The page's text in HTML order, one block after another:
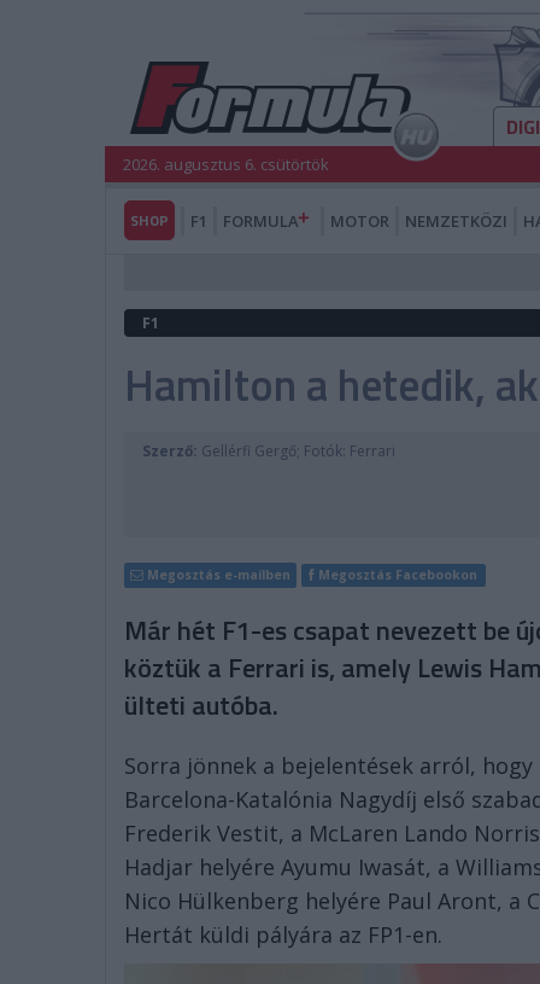
2026. augusztus 6. csütörtök
SHOP F1 FORMULA MOTOR NEMZETKÖZI
F1
Hamilton a hetedik,
Szerző: Gellérfi Gergő; Fotók: Ferrari
Megosztás e-mailben Megosztás Facebookon
Már hét F1-es csapat nevezett be
köztük a Ferrari is, amely Lewis
ülteti autóba.
Sorra jönnek a bejelentések arról,
Barcelona-Katalónia Nagydíj első
Frederik Vestit, a McLaren Lando
Hadjar helyére Ayumu Iwasát, a
Nico Hülkenberg helyére Paul Aront, a
Hertát küldi pályára az FP1-en.